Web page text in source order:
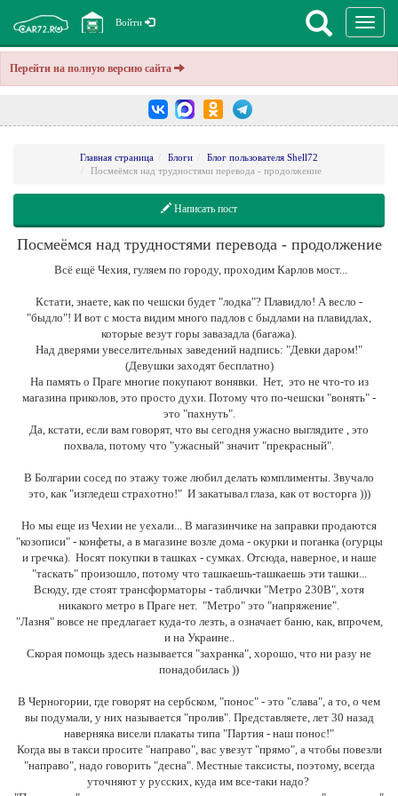
Перейти на полную версию сайта
Войти
Главная страница Блоги
Блог пользователя Shell72
Посмеёмся над трудностями перевода - продолжение
Написать пост
Посмеёмся над трудностями перевода - продолжение
Всё ещё Чехия, гуляем по городу, проходим Карлов мост...
Кстати, знаете, как по чешски будет "лодка"? Плавидло! А весло -
"быдло"! И вот с моста видим много падлов с быдлами на плавидлах,
которые везут горы завазадла (багажа).
Над дверями увеселительных заведений надпись: "Девки даром!"
(Девушки заходят бесплатно)
На память о Праге многие покупают вонявки. Нет, это не что-то из
магазина приколов, это просто духи. Потому что по-чешски "вонять" -
это "пахнуть".
Да, кстати, если вам говорят, что вы сегодня ужасно выглядите , это
похвала, потому что "ужасный" значит "прекрасный".
В Болгарии сосед по этажу тоже любил делать комплименты. Звучало
это, как "изгледеш страхотно!" И закатывал глаза, как от восторга )))
Но мы еще из Чехии не уехали... В магазинчике на заправки продаются
"козописи" - конфеты, а в магазине возле дома - окурки и поганка (огурцы
и гречка). Носят покупки в ташках - сумках. Отсюда, наверное, и наше
"таскать" произошло, потому что ташкаешь-ташкаешь эти ташки...
Всюду, где стоят трансформаторы - таблички "Метро 230В", хотя
никакого метро в Праге нет. "Метро" это "напряжение".
"Лазня" вовсе не предлагает куда-то лезть, а означает баню, как, впрочем,
и на Украине..
Скорая помощь здесь называется "захранка", хорошо, что ни разу не
понадобилась ))
В Черногории, где говорят на сербском, "понос" - это "слава", а то, о чем
вы подумали, у них называется "пролив". Представляете, лет 30 назад
наверняка висели плакаты типа "Партия - наш понос!"
Когда вы в такси просите "направо", вас увезут "прямо", а чтобы повезли
"направо", надо говорить "десна". Местные таксисты, поэтому, всегда
уточняют у русских, куда им все-таки надо?